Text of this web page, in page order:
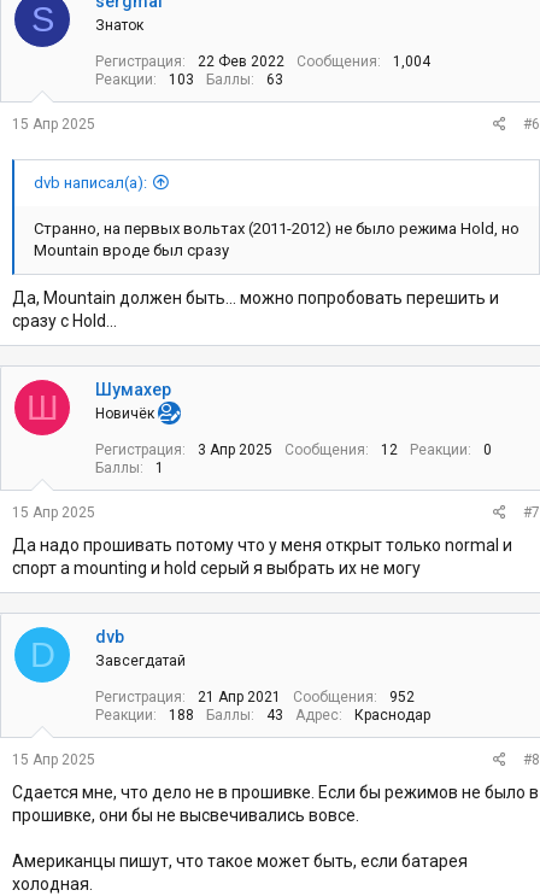
ц
и
и
S Знаток
Регистрация 22 Фев 2022 Сообщения
1,004
Реакции
103 Баллы 63
15 Апр 2025 #6
dvb написал(а):
Странно, на первых вольтах (2011-2012) не было режима Hold, но
Mountain вроде был сразу
Да, Mountain должен быть... можно попробовать перешить и
сразу с Hold...
Ш Шумахер
Новичёк
Регистрация 3 Апр 2025 Сообщения 12 Реакции
0
Баллы
1
15 Апр 2025 #7
Да надо прошивать потому что у меня открыт только normal и
спорт а mounting и hold серый я выбрать их не могу
D dvb
Завсегдатай
Регистрация 21 Апр 2021 Сообщения
952
Реакции
188 Баллы 43 Адрес Краснодар
15 Апр 2025 #8
Сдается мне, что дело не в прошивке. Если бы режимов не было в
прошивке, они бы не высвечивались вовсе.
Американцы пишут, что такое может быть, если батарея
холодная.